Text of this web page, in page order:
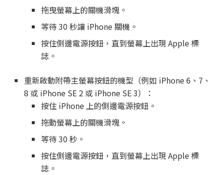
拖曳螢幕上的關機滑塊。
等待 30 秒讓 iPhone 關機。
按住側邊電源按鈕，直到螢幕上出現 Apple 標
誌。
重新啟動附帶主螢幕按鈕的機型（例如 iPhone 6、7、
8 或 iPhone SE 2 或 iPhone SE 3）：
按住 iPhone 上的側邊電源按鈕。
拖動螢幕上的關機滑塊。
等待 30 秒。
按住側邊電源按鈕，直到螢幕上出現 Apple 標
誌。